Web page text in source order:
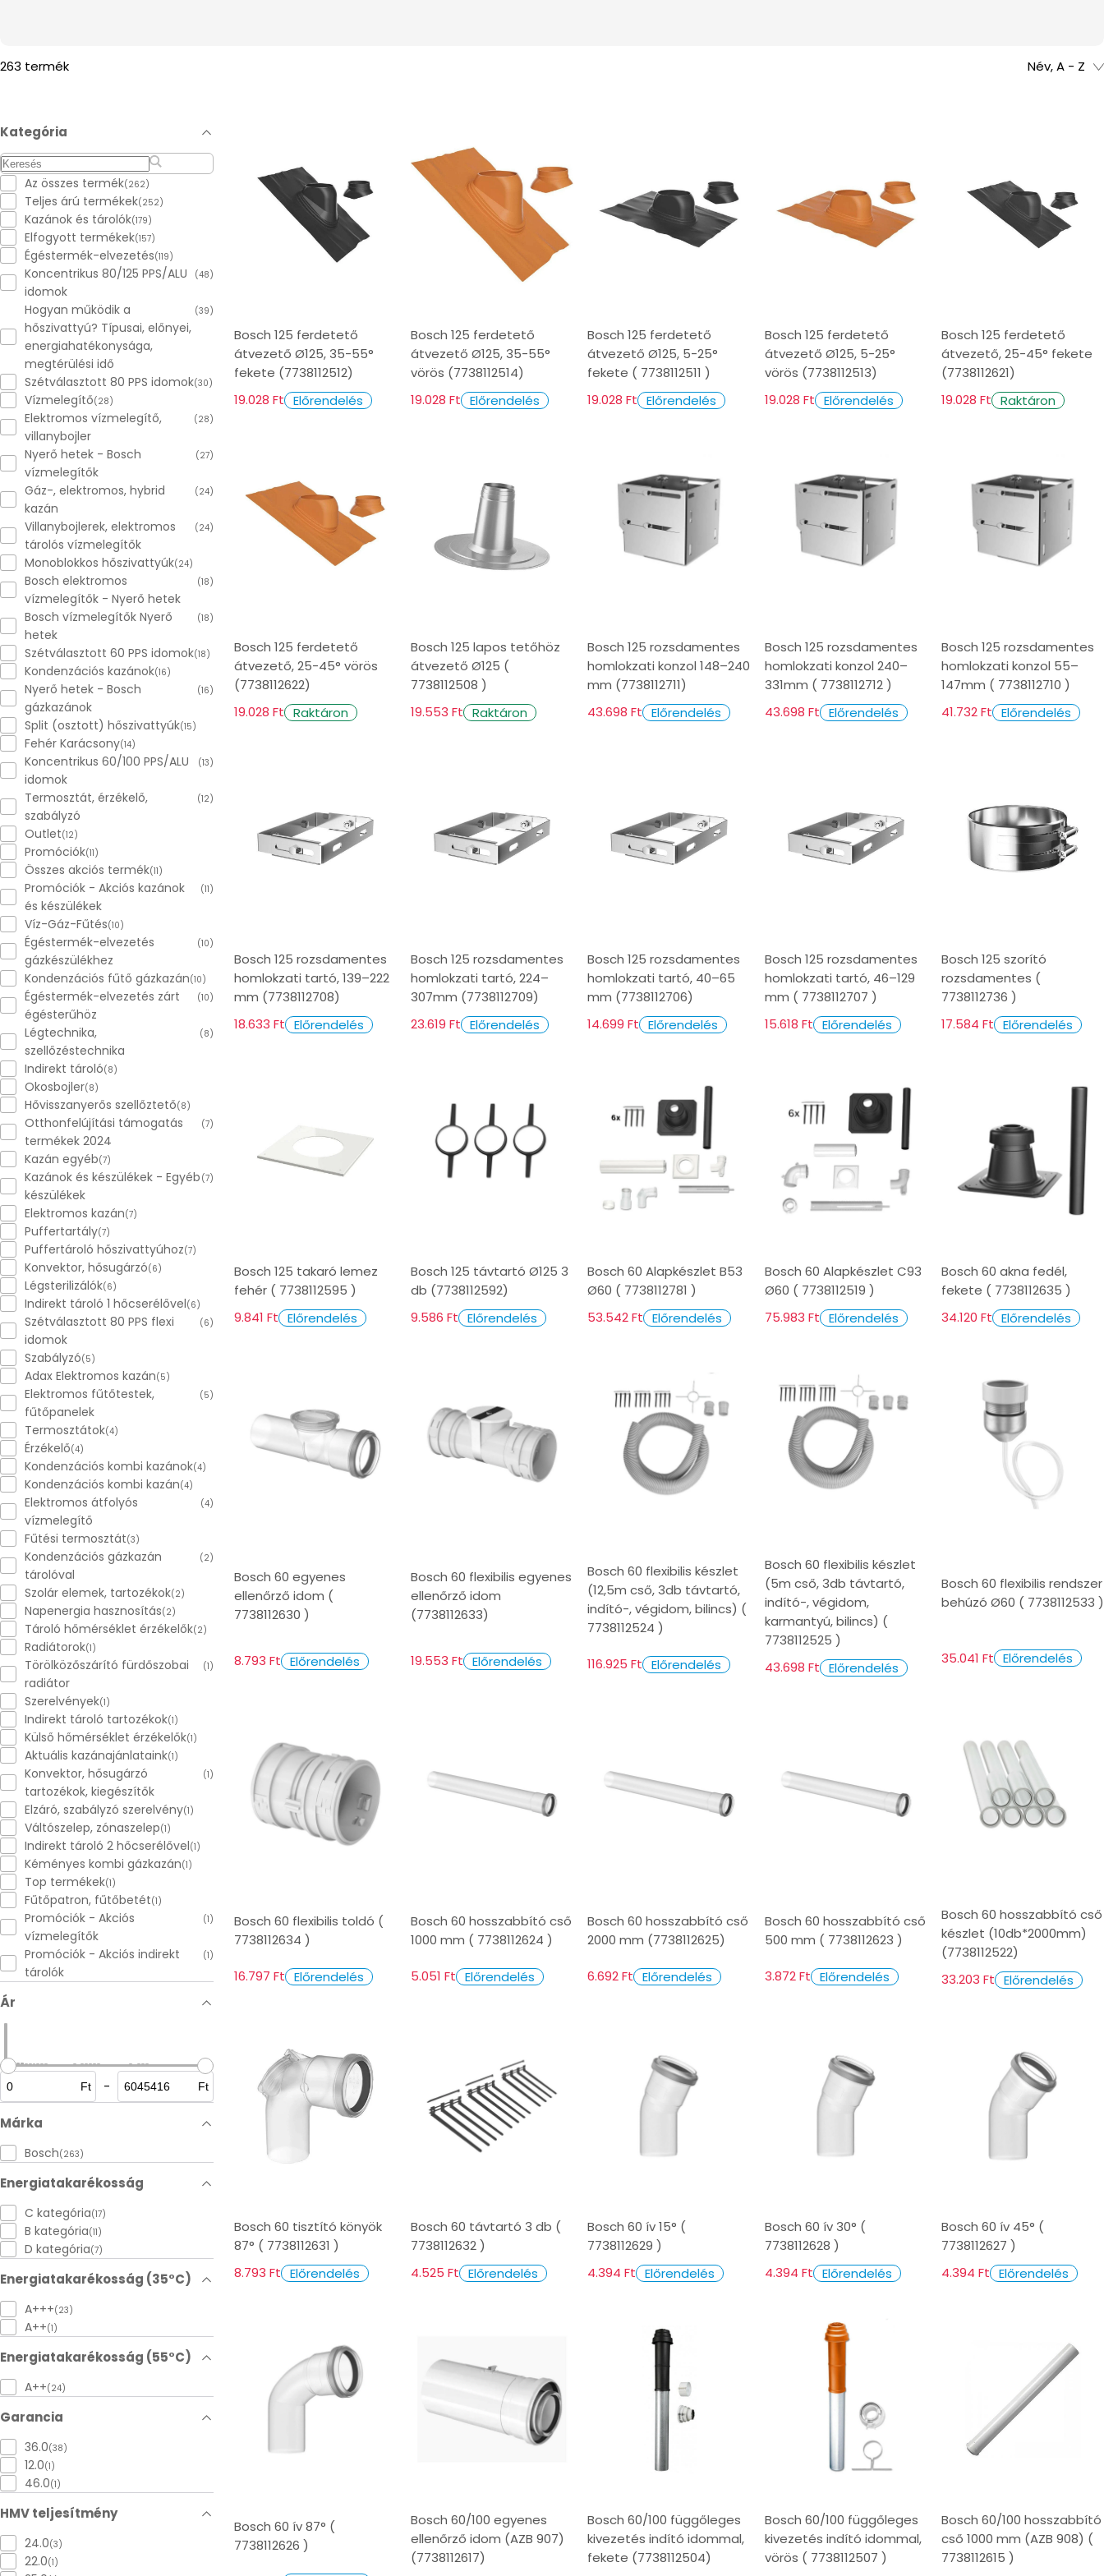
c
i
o
n
:
263 termék Név, A - Z
Kategória
Az összes termék(262)
Teljes árú termékek(252)
Kazánok és tárolók(179)
Elfogyott termékek(157)
Égéstermék-elvezetés(119)
Koncentrikus 80/125 PPS/ALU
idomok
(48)
Hogyan működik a
hőszivattyú? Típusai, előnyei,
energiahatékonysága,
megtérülési idő
(39)
Szétválasztott 80 PPS idomok(30)
Vízmelegítő(28)
Elektromos vízmelegítő,
villanybojler
(28)
Nyerő hetek - Bosch
vízmelegítők
(27)
Gáz-, elektromos, hybrid
kazán
(24)
Villanybojlerek, elektromos
tárolós vízmelegítők
(24)
Monoblokkos hőszivattyúk(24)
Bosch elektromos
vízmelegítők - Nyerő hetek
(18)
Bosch vízmelegítők Nyerő
hetek
(18)
Szétválasztott 60 PPS idomok(18)
Kondenzációs kazánok(16)
Nyerő hetek - Bosch
gázkazánok
(16)
Split (osztott) hőszivattyúk(15)
Fehér Karácsony(14)
Koncentrikus 60/100 PPS/ALU
idomok
(13)
Termosztát, érzékelő,
szabályzó
(12)
Outlet(12)
Promóciók(11)
Összes akciós termék(11)
Promóciók - Akciós kazánok
és készülékek
(11)
Víz-Gáz-Fűtés(10)
Égéstermék-elvezetés
gázkészülékhez
(10)
Kondenzációs fűtő gázkazán(10)
Égéstermék-elvezetés zárt
égésterűhöz
(10)
Légtechnika,
szellőzéstechnika
(8)
Indirekt tároló(8)
Okosbojler(8)
Hővisszanyerős szellőztető(8)
Otthonfelújítási támogatás
termékek 2024
(7)
Kazán egyéb(7)
Kazánok és készülékek - Egyéb
készülékek
(7)
Elektromos kazán(7)
Puffertartály(7)
Puffertároló hőszivattyúhoz(7)
Konvektor, hősugárzó(6)
Légsterilizálók(6)
Indirekt tároló 1 hőcserélővel(6)
Szétválasztott 80 PPS flexi
idomok
(6)
Szabályzó(5)
Adax Elektromos kazán(5)
Elektromos fűtőtestek,
fűtőpanelek
(5)
Termosztátok(4)
Érzékelő(4)
Kondenzációs kombi kazánok(4)
Kondenzációs kombi kazán(4)
Elektromos átfolyós
vízmelegítő
(4)
Fűtési termosztát(3)
Kondenzációs gázkazán
tárolóval
(2)
Szolár elemek, tartozékok(2)
Napenergia hasznosítás(2)
Tároló hőmérséklet érzékelők(2)
Radiátorok(1)
Törölközőszárító fürdőszobai
radiátor
(1)
Szerelvények(1)
Indirekt tároló tartozékok(1)
Külső hőmérséklet érzékelők(1)
Aktuális kazánajánlataink(1)
Konvektor, hősugárzó
tartozékok, kiegészítők
(1)
Elzáró, szabályzó szerelvény(1)
Váltószelep, zónaszelep(1)
Indirekt tároló 2 hőcserélővel(1)
Kéményes kombi gázkazán(1)
Top termékek(1)
Fűtőpatron, fűtőbetét(1)
Promóciók - Akciós
vízmelegítők
(1)
Promóciók - Akciós indirekt
tárolók
(1)
Ár
Ft - Ft
Márka
Bosch(263)
Energiatakarékosság
C kategória(17)
B kategória(11)
D kategória(7)
Energiatakarékosság (35°C)
A+++(23)
A++(1)
Energiatakarékosság (55°C)
A++(24)
Garancia
36.0(38)
12.0(1)
46.0(1)
HMV teljesítmény
24.0(3)
22.0(1)
Bosch 125 ferdetető
átvezető Ø125, 35-55°
fekete (7738112512)
19.028 Ft Előrendelés
Bosch 125 ferdetető
átvezető Ø125, 35-55°
vörös (7738112514)
19.028 Ft Előrendelés
Bosch 125 ferdetető
átvezető Ø125, 5-25°
fekete ( 7738112511 )
19.028 Ft Előrendelés
Bosch 125 ferdetető
átvezető Ø125, 5-25°
vörös (7738112513)
19.028 Ft Előrendelés
Bosch 125 ferdetető
átvezető, 25-45° fekete
(7738112621)
19.028 Ft Raktáron
Bosch 125 ferdetető
átvezető, 25-45° vörös
(7738112622)
19.028 Ft Raktáron
Bosch 125 lapos tetőhöz
átvezető Ø125 (
7738112508 )
19.553 Ft Raktáron
Bosch 125 rozsdamentes
homlokzati konzol 148–240
mm (7738112711)
43.698 Ft Előrendelés
Bosch 125 rozsdamentes
homlokzati konzol 240–
331mm ( 7738112712 )
43.698 Ft Előrendelés
Bosch 125 rozsdamentes
homlokzati konzol 55–
147mm ( 7738112710 )
41.732 Ft Előrendelés
Bosch 125 rozsdamentes
homlokzati tartó, 139–222
mm (7738112708)
18.633 Ft Előrendelés
Bosch 125 rozsdamentes
homlokzati tartó, 224–
307mm (7738112709)
23.619 Ft Előrendelés
Bosch 125 rozsdamentes
homlokzati tartó, 40–65
mm (7738112706)
14.699 Ft Előrendelés
Bosch 125 rozsdamentes
homlokzati tartó, 46–129
mm ( 7738112707 )
15.618 Ft Előrendelés
Bosch 125 szorító
rozsdamentes (
7738112736 )
17.584 Ft Előrendelés
Bosch 125 takaró lemez
fehér ( 7738112595 )
9.841 Ft Előrendelés
Bosch 125 távtartó Ø125 3
db (7738112592)
9.586 Ft Előrendelés
Bosch 60 Alapkészlet B53
Ø60 ( 7738112781 )
53.542 Ft Előrendelés
Bosch 60 Alapkészlet C93
Ø60 ( 7738112519 )
75.983 Ft Előrendelés
Bosch 60 akna fedél,
fekete ( 7738112635 )
34.120 Ft Előrendelés
Bosch 60 egyenes
ellenőrző idom (
7738112630 )
8.793 Ft Előrendelés
Bosch 60 flexibilis egyenes
ellenőrző idom
(7738112633)
19.553 Ft Előrendelés
Bosch 60 flexibilis készlet
(12,5m cső, 3db távtartó,
indító-, végidom, bilincs) (
7738112524 )
116.925 Ft Előrendelés
Bosch 60 flexibilis készlet
(5m cső, 3db távtartó,
indító-, végidom,
karmantyú, bilincs) (
7738112525 )
43.698 Ft Előrendelés
Bosch 60 flexibilis rendszer
behúzó Ø60 ( 7738112533 )
35.041 Ft Előrendelés
Bosch 60 flexibilis toldó (
7738112634 )
16.797 Ft Előrendelés
Bosch 60 hosszabbító cső
1000 mm ( 7738112624 )
5.051 Ft Előrendelés
Bosch 60 hosszabbító cső
2000 mm (7738112625)
6.692 Ft Előrendelés
Bosch 60 hosszabbító cső
500 mm ( 7738112623 )
3.872 Ft Előrendelés
Bosch 60 hosszabbító cső
készlet (10db*2000mm)
(7738112522)
33.203 Ft Előrendelés
Bosch 60 tisztító könyök
87° ( 7738112631 )
8.793 Ft Előrendelés
Bosch 60 távtartó 3 db (
7738112632 )
4.525 Ft Előrendelés
Bosch 60 ív 15° (
7738112629 )
4.394 Ft Előrendelés
Bosch 60 ív 30° (
7738112628 )
4.394 Ft Előrendelés
Bosch 60 ív 45° (
7738112627 )
4.394 Ft Előrendelés
Bosch 60 ív 87° (
7738112626 )
Bosch 60/100 egyenes
ellenőrző idom (AZB 907)
(7738112617)
Bosch 60/100 függőleges
kivezetés indító idommal,
fekete (7738112504)
Bosch 60/100 függőleges
kivezetés indító idommal,
vörös ( 7738112507 )
Bosch 60/100 hosszabbító
cső 1000 mm (AZB 908) (
7738112615 )